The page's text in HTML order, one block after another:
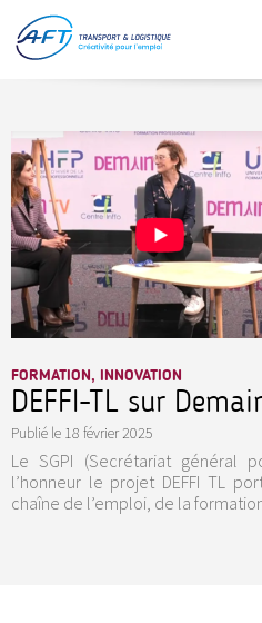
contenu
principal
FORMATION, INNOVATION
DEFFI-TL sur
Publié le 18 février 2025
Le SGPI (Secrétariat général
l’honneur le projet DEFFI TL
chaîne de l’emploi, de la